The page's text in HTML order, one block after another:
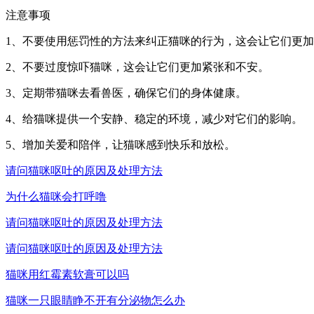
注意事项
1、不要使用惩罚性的方法来纠正猫咪的行为，这会让它们更加
2、不要过度惊吓猫咪，这会让它们更加紧张和不安。
3、定期带猫咪去看兽医，确保它们的身体健康。
4、给猫咪提供一个安静、稳定的环境，减少对它们的影响。
5、增加关爱和陪伴，让猫咪感到快乐和放松。
请问猫咪呕吐的原因及处理方法
为什么猫咪会打呼噜
请问猫咪呕吐的原因及处理方法
请问猫咪呕吐的原因及处理方法
猫咪用红霉素软膏可以吗
猫咪一只眼睛睁不开有分泌物怎么办